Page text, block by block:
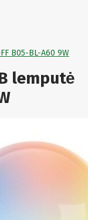
B05-BL-A60 9W
lemputė